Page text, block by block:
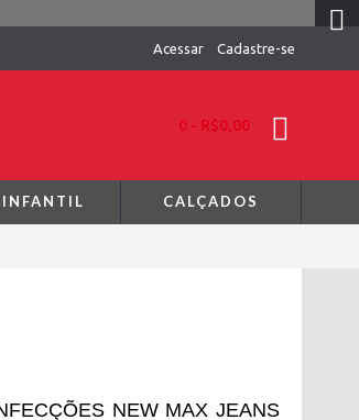
Acessar Cadastre-se
0 - R$0,00
INFANTIL CALÇADOS
NEW MAX JEANS